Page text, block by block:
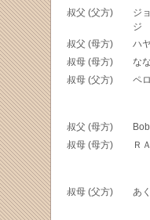
叔父 (父方)
ジ
ジ
叔父 (母方) ハ
叔母 (母方) なな
叔母 (父方) ペ
叔父 (母方) Bob
叔母 (母方) Ｒ
叔母 (父方) あ